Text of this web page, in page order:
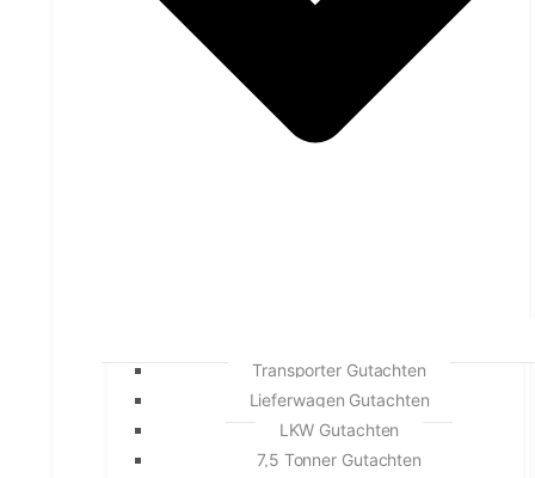
Transporter Gutachten
Lieferwagen Gutachten
LKW Gutachten
7,5 Tonner Gutachten